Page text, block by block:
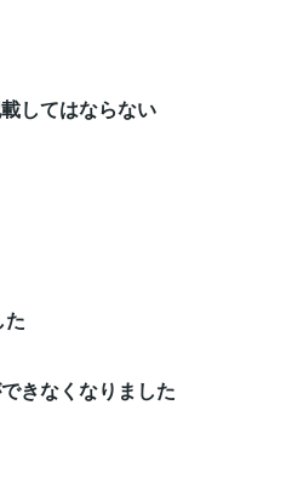
してはならない
た
きなくなりました